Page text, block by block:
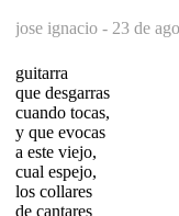
jose ignacio - 23 de
guitarra
que desgarras
cuando tocas,
y que evocas
a este viejo,
cual espejo,
los collares
de cantares